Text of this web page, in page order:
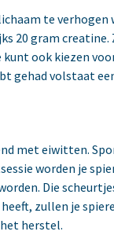
te verhogen
20 gram
kunt ook kiezen
gehad volstaat
met eiwitten.
worden je
Die
zullen je
herstel.